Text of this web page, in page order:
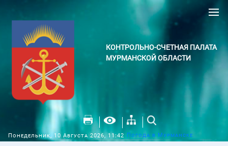
КОНТРОЛЬНО-СЧЕТНАЯ ПАЛАТА
МУРМАНСКОЙ ОБЛАСТИ
Понедельник, 10 Августа 2026, 11:42 Погода в Мурманске